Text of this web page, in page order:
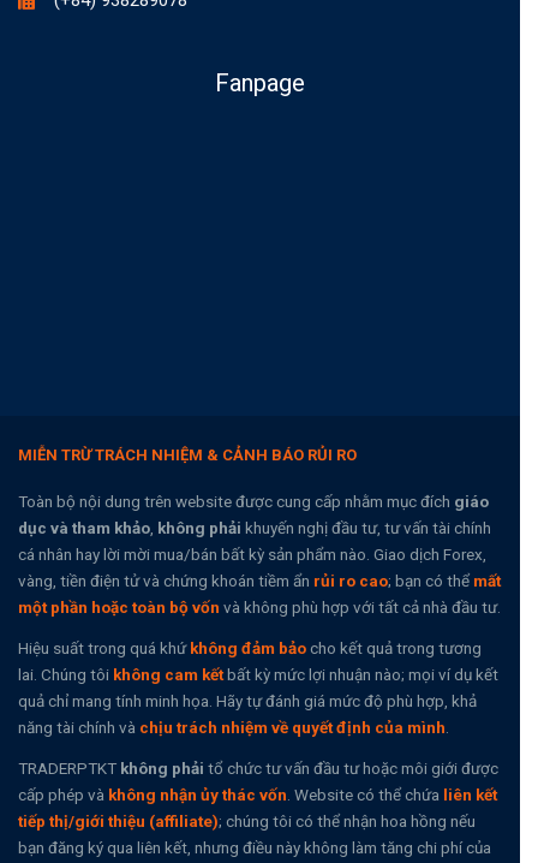
Fanpage
MIỄN TRỪ TRÁCH NHIỆM & CẢNH BÁO RỦI RO
Toàn bộ nội dung trên website được cung cấp nhằm mục đích giáo
dục và tham khảo, không phải khuyến nghị đầu tư, tư vấn tài chính
cá nhân hay lời mời mua/bán bất kỳ sản phẩm nào. Giao dịch Forex,
vàng, tiền điện tử và chứng khoán tiềm ẩn rủi ro cao; bạn có thể mất
một phần hoặc toàn bộ vốn và không phù hợp với tất cả nhà đầu tư.
Hiệu suất trong quá khứkhông đảm bảocho kết quả trong tương
lai. Chúng tôi không cam kếtbất kỳ mức lợi nhuận nào; mọi ví dụ kết
quả chỉ mang tính minh họa. Hãy tự đánh giá mức độ phù hợp, khả
năng tài chính và chịu trách nhiệm về quyết định của mình.
TRADERPTKT không phải tổ chức tư vấn đầu tư hoặc môi giới được
cấp phép và không nhận ủy thác vốn. Website có thể chứa liên kết
tiếp thị/giới thiệu (affiliate); chúng tôi có thể nhận hoa hồng nếu
bạn đăng ký qua liên kết, nhưng điều này không làm tăng chi phí của